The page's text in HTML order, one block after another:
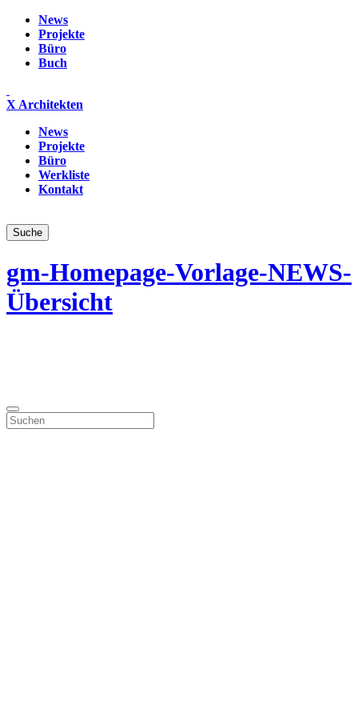
News
Projekte
Büro
Buch
X Architekten
News
Projekte
Büro
Werkliste
Kontakt
gm-Homepage-Vorlage-NEWS-
Übersicht